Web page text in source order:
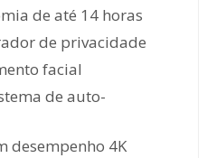
de até 14 horas
de privacidade
facial
de auto-
desempenho 4K